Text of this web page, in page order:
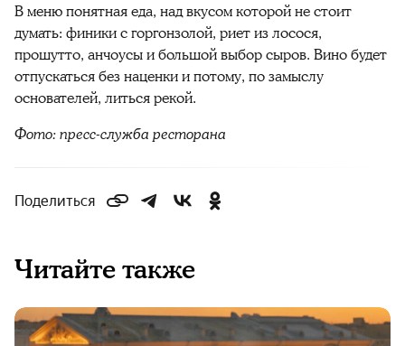
В меню понятная еда, над вкусом которой не стоит
думать: финики с горгонзолой, риет из лосося,
прошутто, анчоусы и большой выбор сыров. Вино будет
отпускаться без наценки и потому, по замыслу
основателей, литься рекой.
Фото: пресс-служба ресторана
Поделиться
Читайте также